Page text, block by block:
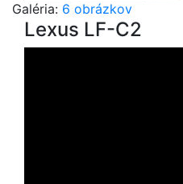
Galéria: 6 obrázkov
Lexus LF-C2